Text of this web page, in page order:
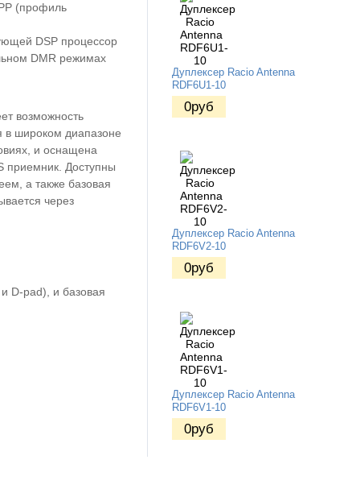
(профиль
DSP процессор
DMR режимах
возможность
в широком диапазоне
и оснащена
приемник. Доступны
а также базовая
через
D-pad), и базовая
Дуплексер Racio Antenna
RDF6U1-10
0руб
Дуплексер Racio Antenna
RDF6V2-10
0руб
Дуплексер Racio Antenna
RDF6V1-10
0руб